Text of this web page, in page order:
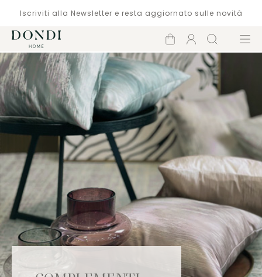
Iscriviti alla Newsletter e resta aggiornato sulle novità
Carrello
Account
Cerca Menù